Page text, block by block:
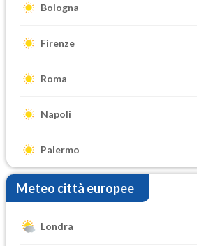
Bologna
Firenze
Roma
Napoli
Palermo
Meteo città europee
Londra